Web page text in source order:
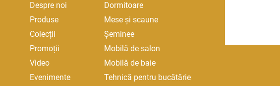
Despre noi
Produse
Colecții
Promoții
Video
Evenimente
Dormitoare
Mese și scaune
Șeminee
Mobilă de salon
Mobilă de baie
Tehnică pentru bucătărie